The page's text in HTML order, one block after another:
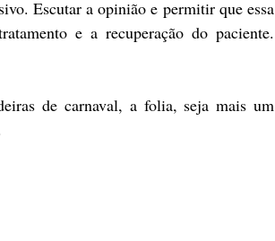
Escutar a opinião e permitir que essa
e a recuperação do paciente.
de carnaval, a folia, seja mais um